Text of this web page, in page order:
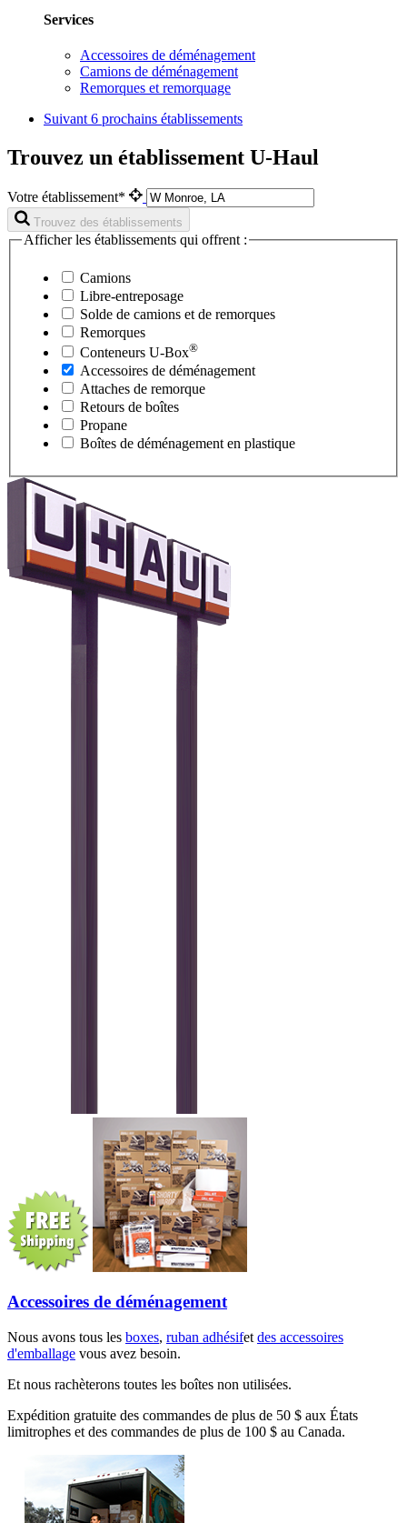
Services
Accessoires de déménagement
Camions de déménagement
Remorques et remorquage
Suivant 6 prochains établissements
Trouvez un établissement U-Haul
Votre établissement*
Trouvez des établissements
Afficher les établissements qui offrent :
Camions
Libre-entreposage
Solde de camions et de remorques
Remorques
Conteneurs U-Box®
Accessoires de déménagement
Attaches de remorque
Retours de boîtes
Propane
Boîtes de déménagement en plastique
Accessoires de déménagement
Nous avons tous les boxes, ruban adhésifet des accessoires
d'emballage vous avez besoin.
Et nous rachèterons toutes les boîtes non utilisées.
Expédition gratuite des commandes de plus de 50 $ aux États
limitrophes et des commandes de plus de 100 $ au Canada.